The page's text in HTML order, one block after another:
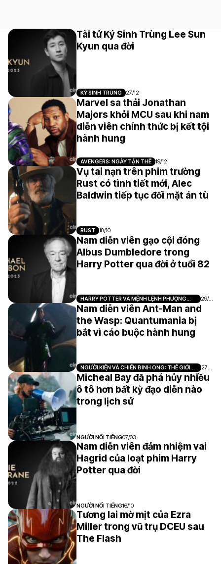
Tài tử Ký Sinh Trùng Lee Sun
Kyun qua đời
KÝ SINH TRÙNG 27/12
Marvel sa thải Jonathan
Majors khỏi MCU sau khi nam
diễn viên chính thức bị kết tội
hành hung
AVENGERS: NGÀY TẬN THẾ 19/12
Vụ tai nạn trên phim trường
Rust có tình tiết mới, Alec
Baldwin tiếp tục đối mặt án tù
RUST 18/10
Nam diễn viên gạo cội đóng
Albus Dumbledore trong
Harry Potter qua đời ở tuổi 82
HARRY POTTER VÀ MỆNH LỆNH PHƯỢNG
HOÀNG
29/0
9
Nam diễn viên Ant-Man and
the Wasp: Quantumania bị
bắt vì cáo buộc hành hung
NGƯỜI KIẾN VÀ CHIẾN BINH ONG: THẾ GIỚI
LƯỢNG TỬ
27/0
3
Micheal Bay đã phá hủy nhiều
ô tô hơn bất kỳ đạo diễn nào
trong lịch sử
NGƯỜI NỔI TIẾNG07/03
Nam diễn viên đảm nhiệm vai
Hagrid của loạt phim Harry
Potter qua đời
NGƯỜI NỔI TIẾNG16/10
Tương lai mờ mịt của Ezra
Miller trong vũ trụ DCEU sau
The Flash